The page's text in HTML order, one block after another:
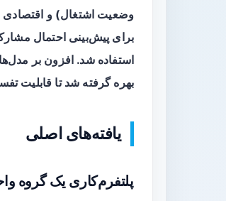
وضعیت اشتغال) و اقتصادی
برای پیش‌بینی احتمال
بهره گرفته شد تا قابلیت
یافته‌های اصلی
پلتفرم‌کاری یک گروه